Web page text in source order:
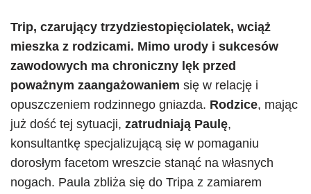
Trip, czarujący trzydziestopięciolatek, wciąż
mieszka z rodzicami. Mimo urody i sukcesów
zawodowych ma chroniczny lęk przed
poważnym zaangażowaniem się w relację i
opuszczeniem rodzinnego gniazda. Rodzice, mając
już dość tej sytuacji, zatrudniają Paulę,
konsultantkę specjalizującą się w pomaganiu
dorosłym facetom wreszcie stanąć na własnych
nogach. Paula zbliża się do Tripa z zamiarem